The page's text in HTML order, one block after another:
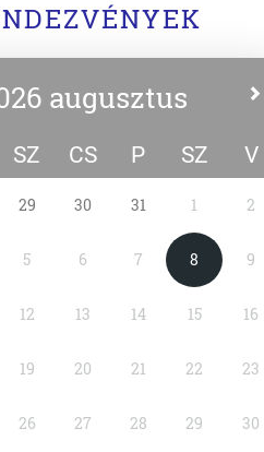
augusztus
SZ CS P SZ V
29 30 31 1 2
5 6 7 8 9
12 13 14 15 16
19 20 21 22 23
26 27 28 29 30